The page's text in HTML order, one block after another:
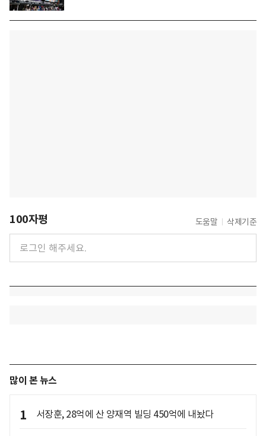
100자평 도움말 삭제기준
많이 본 뉴스
1 서장훈, 28억에 산 양재역 빌딩 450억에 내놨다